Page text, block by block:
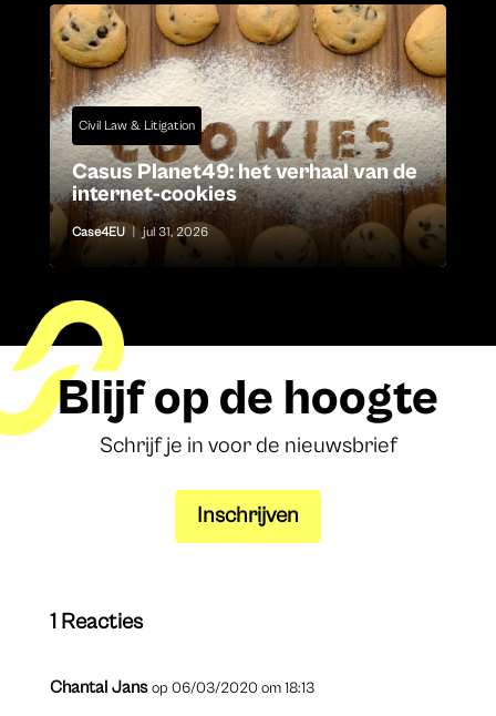
Civil Law & Litigation
Casus Planet49: het verhaal van de
internet-cookies
Case4EU jul 31, 2026
Blijf op de hoogte
Schrijf je in voor de nieuwsbrief
Inschrijven
1 Reacties
Chantal Jans op 06/03/2020 om 18:13